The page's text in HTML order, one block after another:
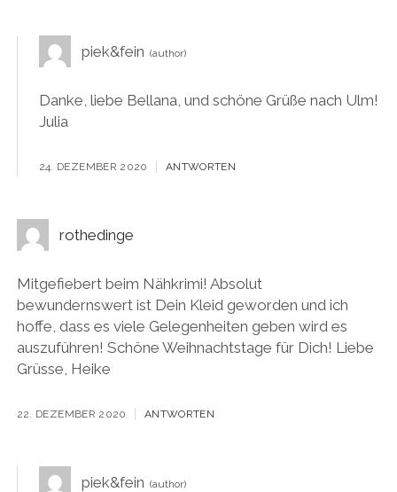
piek&fein
Danke, liebe Bellana, und schöne Grüße nach Ulm!
Julia
24. DEZEMBER 2020 ANTWORTEN
rothedinge
Mitgefiebert beim Nähkrimi! Absolut
bewundernswert ist Dein Kleid geworden und ich
hoffe, dass es viele Gelegenheiten geben wird es
auszuführen! Schöne Weihnachtstage für Dich! Liebe
Grüsse, Heike
22. DEZEMBER 2020 ANTWORTEN
piek&fein